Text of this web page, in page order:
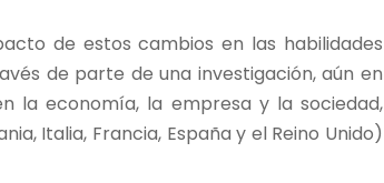
de estos cambios en las habilidades
de parte de una investigación, aún en
la economía, la empresa y la sociedad,
Italia, Francia, España y el Reino Unido)